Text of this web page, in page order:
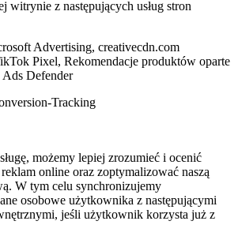
witrynie z następujących usług stron
Advertising, creativecdn.com
Pixel, Rekomendacje produktów oparte
Defender
Tracking
możemy lepiej zrozumieć i ocenić
online oraz zoptymalizować naszą
W tym celu synchronizujemy
osobowe użytkownika z następującymi
jeśli użytkownik korzysta już z